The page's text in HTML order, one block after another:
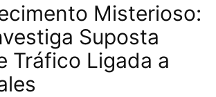
Misterioso:
Suposta
Tráfico Ligada a